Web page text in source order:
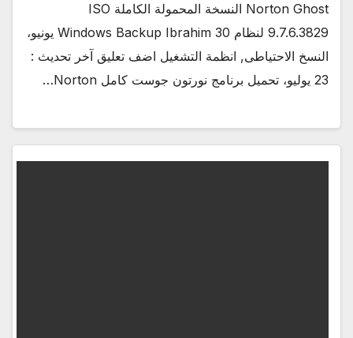
Norton Ghost النسخة المحمولة الكاملة ISO
9.7.6.3829 لنظام Windows Backup Ibrahim 30 يونيو،
النسخ الاحتياطى, انظمة التشغيل اضف تعليق آخر تحديث :
23 يوليو، تحميل برنامج نورتون جوست كامل Norton…